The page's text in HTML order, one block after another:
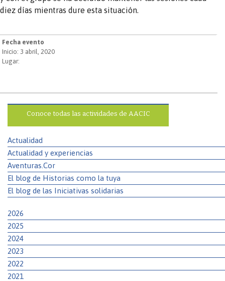
diez días mientras dure esta situación.
Fecha evento
Inicio: 3 abril, 2020
Lugar:
Conoce todas las actividades de AACIC
Actualidad
Actualidad y experiencias
Aventuras.Cor
El blog de Historias como la tuya
El blog de las Iniciativas solidarias
2026
2025
2024
2023
2022
2021